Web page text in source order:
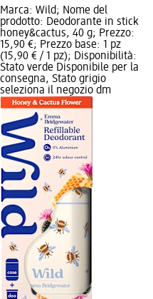
Marca: Wild; Nome del
prodotto: Deodorante in stick
honey&cactus, 40 g; Prezzo:
15,90 €; Prezzo base: 1 pz
(15,90 € / 1 pz); Disponibilità:
Stato verde Disponibile per la
consegna, Stato grigio
seleziona il negozio dm